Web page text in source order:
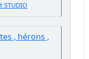
STUDIO
, hérons ,